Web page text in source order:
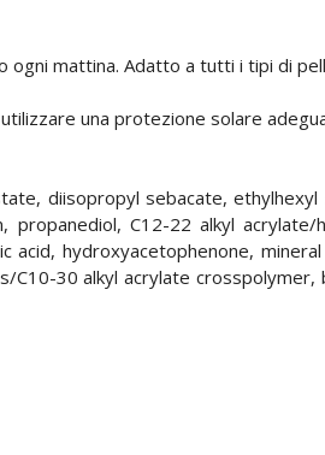
ogni mattina. Adatto a tutti i tipi di
una protezione solare
diisopropyl sebacate,
propanediol, C12-22 alkyl
hydroxyacetophenone,
C10-30 alkyl acrylate